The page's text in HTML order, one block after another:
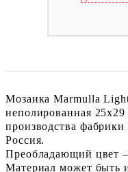
Мозаика Marmulla
неполированная
производства
Россия.
Преобладающий цвет
Материал может быть